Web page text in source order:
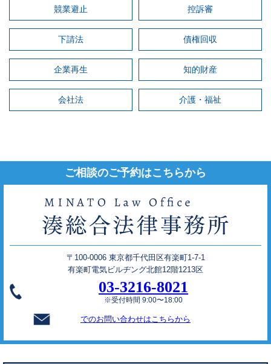
競業避止 控訴審
下請法 債権回収
企業再生 知的財産
会社法 介護・福祉
ご相談のご予約はこちらから
〒100-0006 東京都千代田区有楽町1-7-1
有楽町電気ビルヂング北館12階1213区
03-3216-8021
※受付時間 9:00〜18:00
でのお問い合わせはこちらから